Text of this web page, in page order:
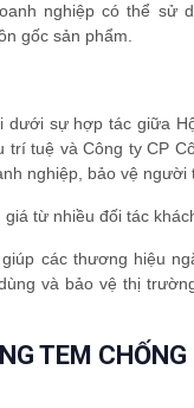
nghiệp có thể sử
gốc sản phẩm.
sự hợp tác giữa
tuệ và Công ty CP
nghiệp, bảo vệ người
từ nhiều đối tác
các thương hiệu
và bảo vệ thị
TEM